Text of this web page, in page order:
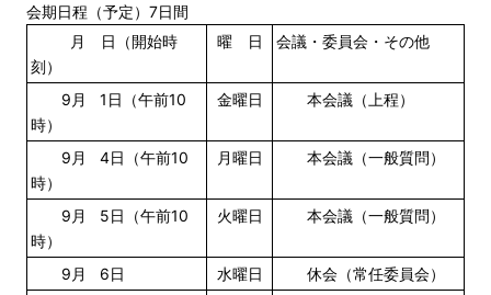
会期日程（予定）7日間
月 日（開始時
刻）
曜 日 会議・委員会・その他
9月 1日（午前10
時）
金曜日 本会議（上程）
9月 4日（午前10
時）
月曜日 本会議（一般質問）
9月 5日（午前10
時）
火曜日 本会議（一般質問）
9月 6日 水曜日
休会（常任委員会）